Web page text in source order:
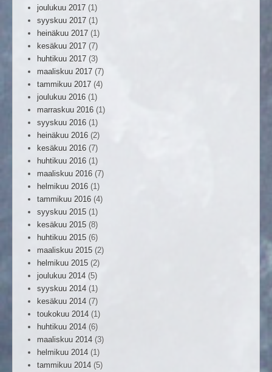
joulukuu 2017 (1)
syyskuu 2017 (1)
heinäkuu 2017 (1)
kesäkuu 2017 (7)
huhtikuu 2017 (3)
maaliskuu 2017 (7)
tammikuu 2017 (4)
joulukuu 2016 (1)
marraskuu 2016 (1)
syyskuu 2016 (1)
heinäkuu 2016 (2)
kesäkuu 2016 (7)
huhtikuu 2016 (1)
maaliskuu 2016 (7)
helmikuu 2016 (1)
tammikuu 2016 (4)
syyskuu 2015 (1)
kesäkuu 2015 (8)
huhtikuu 2015 (6)
maaliskuu 2015 (2)
helmikuu 2015 (2)
joulukuu 2014 (5)
syyskuu 2014 (1)
kesäkuu 2014 (7)
toukokuu 2014 (1)
huhtikuu 2014 (6)
maaliskuu 2014 (3)
helmikuu 2014 (1)
tammikuu 2014 (5)